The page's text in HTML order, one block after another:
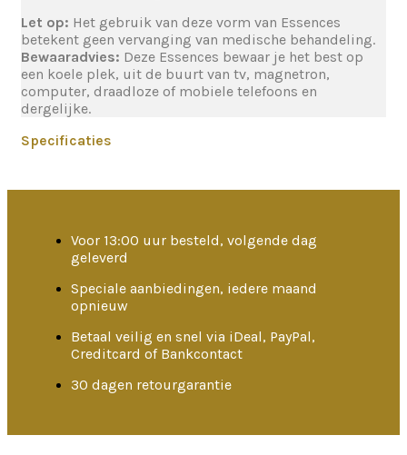
Let op: Het gebruik van deze vorm van Essences
betekent geen vervanging van medische behandeling.
Bewaaradvies: Deze Essences bewaar je het best op
een koele plek, uit de buurt van tv, magnetron,
computer, draadloze of mobiele telefoons en
dergelijke.
Specificaties
Voor 13:00 uur besteld, volgende dag
geleverd
Speciale aanbiedingen, iedere maand
opnieuw
Betaal veilig en snel via iDeal, PayPal,
Creditcard of Bankcontact
30 dagen retourgarantie